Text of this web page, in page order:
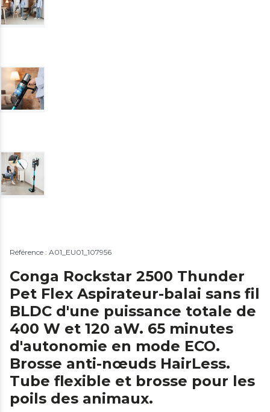
Référence : A01_EU01_107956
Conga Rockstar 2500 Thunder
Pet Flex Aspirateur-balai sans fil
BLDC d'une puissance totale de
400 W et 120 aW. 65 minutes
d'autonomie en mode ECO.
Brosse anti-nœuds HairLess.
Tube flexible et brosse pour les
poils des animaux.